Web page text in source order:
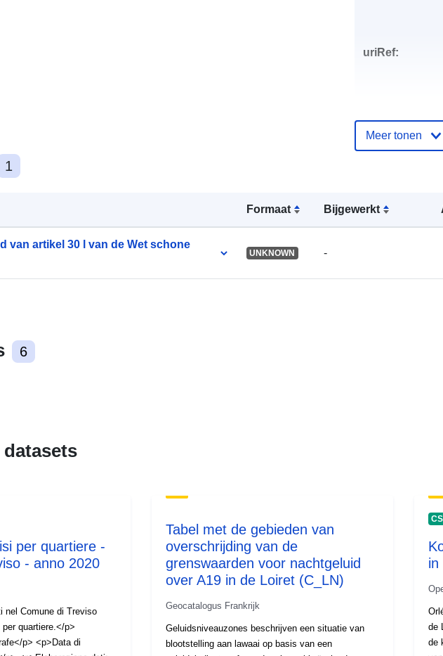
1
Formaat Bijgewerkt
van artikel 30 l van de Wet schone
UNKNOWN -
6
uriRef:
Meer tonen
per quartiere -
- anno 2020
nel Comune di Treviso
quartiere.</p>
di
Tabel met de gebieden van
overschrijding van de
grenswaarden voor nachtgeluid
over A19 in de Loiret (C_LN)
Geocatalogus Frankrijk
Geluidsniveauzones beschrijven een situatie van
blootstelling aan lawaai op basis van een
in
de
de